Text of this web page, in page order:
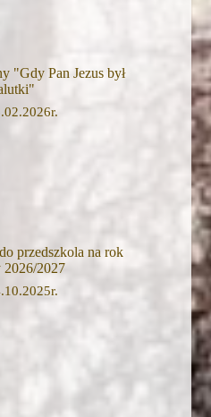
"Gdy Pan Jezus był
przedszkola na rok
2026/2027